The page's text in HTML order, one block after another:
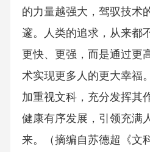
的力量越强大，驾驭技术
邃。人类的追求，从来都
更快、更强，而是通过更
术实现更多人的更大幸福
加重视文科，充分发挥其
健康有序发展，引领充满
来。（摘编自苏德超《文